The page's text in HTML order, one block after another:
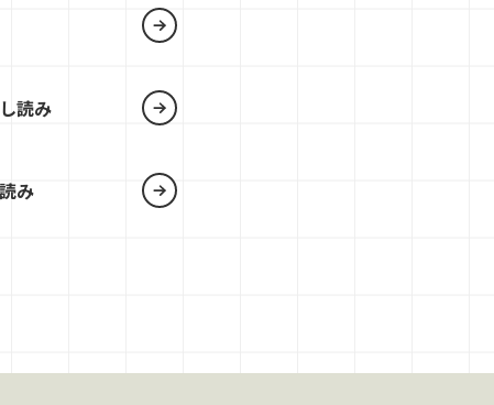
読み
み